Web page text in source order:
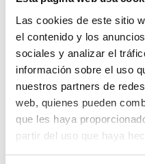
Las cookies de este sitio
el contenido y los
sociales y analizar el
información sobre el uso
nuestros partners de
web, quienes pueden
que les haya
partir del uso que haya
grande en
Nuestros sellos
resultados geniales
definidas y opacas.
factores, por un
Speedball que son
opacas, y por el
elementos que
Llevan una espuma